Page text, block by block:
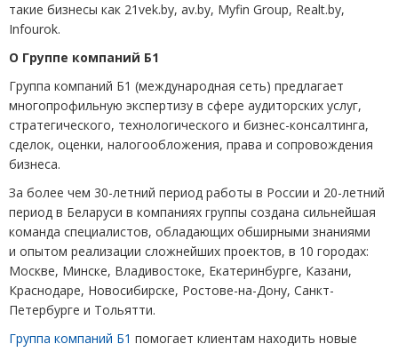
такие бизнесы как 21vek.by, av.by, Myfin Group, Realt.by,
Infourok.
О Группе компаний Б1
Группа компаний Б1 (международная сеть) предлагает
многопрофильную экспертизу в сфере аудиторских услуг,
стратегического, технологического и бизнес-консалтинга,
сделок, оценки, налогообложения, права и сопровождения
бизнеса.
За более чем 30-летний период работы в России и 20-летний
период в Беларуси в компаниях группы создана сильнейшая
команда специалистов, обладающих обширными знаниями
и опытом реализации сложнейших проектов, в 10 городах:
Москве, Минске, Владивостоке, Екатеринбурге, Казани,
Краснодаре, Новосибирске, Ростове-на-Дону, Санкт-
Петербурге и Тольятти.
Группа компаний Б1 помогает клиентам находить новые